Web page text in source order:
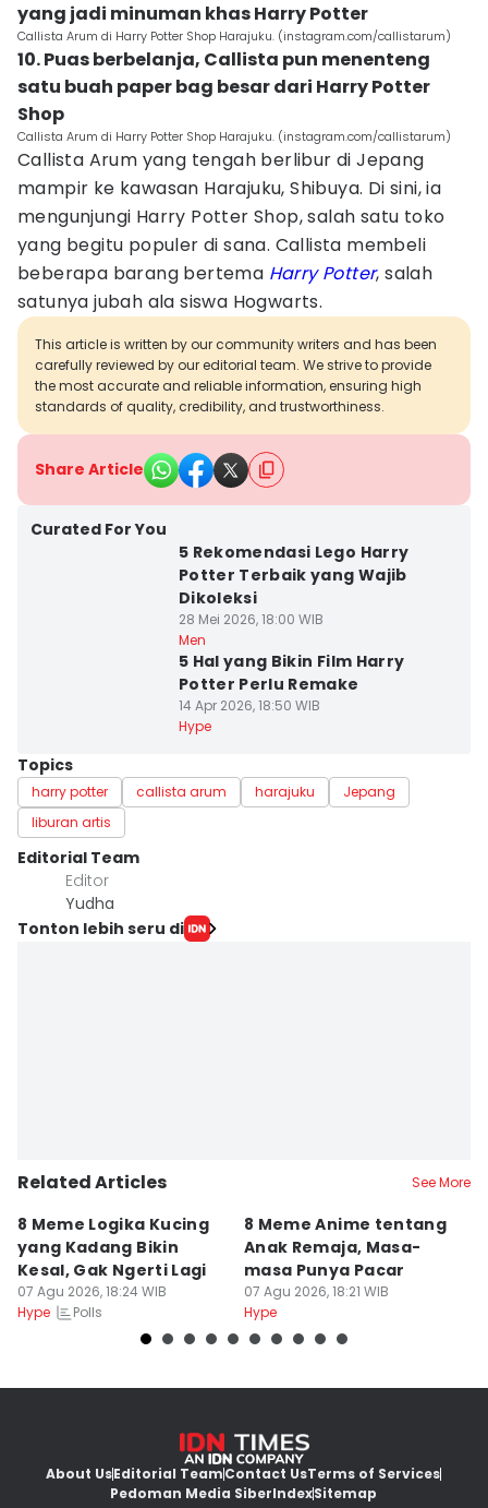
yang jadi minuman khas Harry Potter
Callista Arum di Harry Potter Shop Harajuku. (instagram.com/callistarum)
10. Puas berbelanja, Callista pun menenteng
satu buah paper bag besar dari Harry Potter
Shop
Callista Arum di Harry Potter Shop Harajuku. (instagram.com/callistarum)
Callista Arum yang tengah berlibur di Jepang
mampir ke kawasan Harajuku, Shibuya. Di sini, ia
mengunjungi Harry Potter Shop, salah satu toko
yang begitu populer di sana. Callista membeli
beberapa barang bertema Harry Potter, salah
satunya jubah ala siswa Hogwarts.
This article is written by our community writers and has been
carefully reviewed by our editorial team. We strive to provide
the most accurate and reliable information, ensuring high
standards of quality, credibility, and trustworthiness.
Share Article
Curated For You
5 Rekomendasi Lego Harry
Potter Terbaik yang Wajib
Dikoleksi
28 Mei 2026, 18:00 WIB
Men
5 Hal yang Bikin Film Harry
Potter Perlu Remake
14 Apr 2026, 18:50 WIB
Hype
Topics
harry potter callista arum harajuku
Jepang
liburan artis
Editorial Team
Editor
Yudha ‎
Tonton lebih seru di
Related Articles See More
8 Meme Logika Kucing
yang Kadang Bikin
Kesal, Gak Ngerti Lagi
07 Agu 2026, 18:24 WIB
Hype
Polls
8 Meme Anime tentang
Anak Remaja, Masa-
masa Punya Pacar
07 Agu 2026, 18:21 WIB
Hype
About UsEditorial TeamContact UsTerms of Services
Pedoman Media SiberIndexSitemap